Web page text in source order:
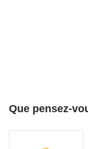
Que pensez-